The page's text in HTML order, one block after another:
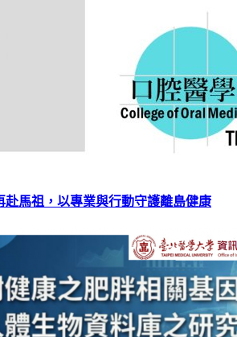
赴馬祖，以專業與行動守護離島健康